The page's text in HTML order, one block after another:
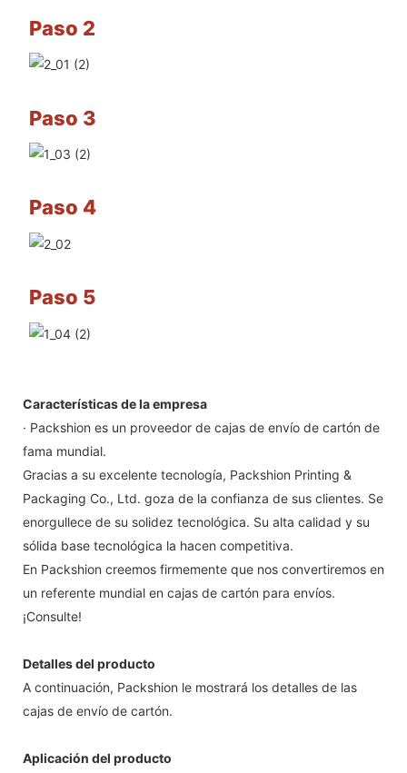
Paso 2
Paso 3
Paso 4
Paso 5
Características de la empresa
· Packshion es un proveedor de cajas de envío de cartón de
fama mundial.
Gracias a su excelente tecnología, Packshion Printing &
Packaging Co., Ltd. goza de la confianza de sus clientes. Se
enorgullece de su solidez tecnológica. Su alta calidad y su
sólida base tecnológica la hacen competitiva.
En Packshion creemos firmemente que nos convertiremos en
un referente mundial en cajas de cartón para envíos.
¡Consulte!
Detalles del producto
A continuación, Packshion le mostrará los detalles de las
cajas de envío de cartón.
Aplicación del producto